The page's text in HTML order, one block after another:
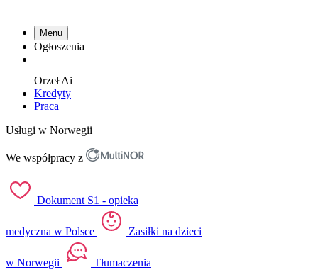
Menu
Ogłoszenia
OrzełAi
Kredyty
Praca
Usługi w Norwegii
We współpracy z
Dokument S1 - opieka
medyczna w Polsce Zasiłki na dzieci
w Norwegii Tłumaczenia